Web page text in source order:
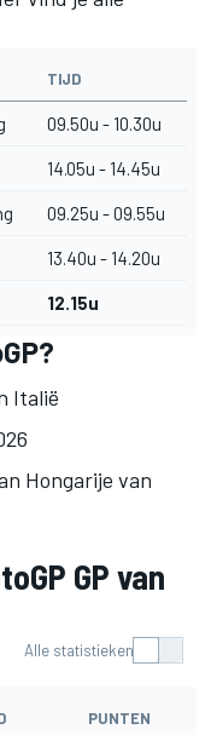
TIJD
09.50u - 10.30u
14.05u - 14.45u
09.25u - 09.55u
13.40u - 14.20u
12.15u
Italië
Hongarije van
GP van
Alle statistieken
PUNTEN